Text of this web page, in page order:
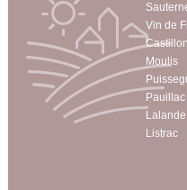
Vin de
Moulis
Pauillac
Listrac